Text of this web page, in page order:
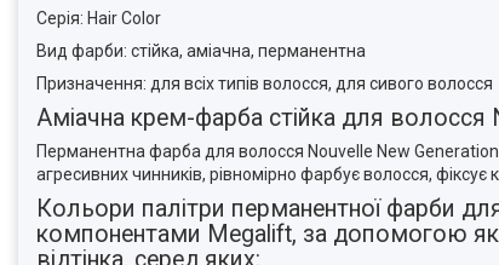
Серія: Hair Color
Вид фарби: стійка, аміачна, перманентна
Призначення: для всіх типів волосся, для сивого волосся
Аміачна крем-фарба стійка для
Перманентна фарба для волосся Nouvelle New
агресивних чинників, рівномірно фарбує волосся, фіксує
Кольори палітри перманентної фарби
компонентами Megalift, за допомогою
відтінка, серед яких: